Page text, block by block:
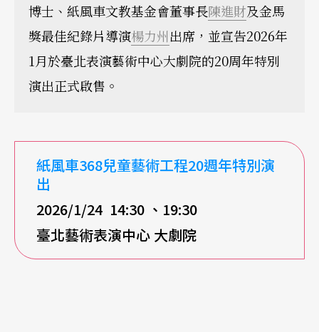
博士、紙風車文教基金會董事長陳進財及金馬
獎最佳紀錄片導演楊力州出席，並宣告2026年
1月於臺北表演藝術中心大劇院的20周年特別
演出正式啟售。
紙風車368兒童藝術工程20週年特別演
出
2026/1/24 14:30 、19:30
臺北藝術表演中心 大劇院